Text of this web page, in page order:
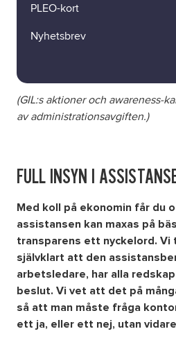
PLEO-kort
Nyhetsbrev
(GIL:s aktioner och awareness-
av administrationsavgiften.)
FULL INSYN I
Med koll på ekonomin får du
assistansen kan maxas på
transparens ett nyckelord. Vi
självklart att den
arbetsledare, har alla
beslut. Vi vet att det på
så att man måste fråga
ett ja, eller ett nej, utan